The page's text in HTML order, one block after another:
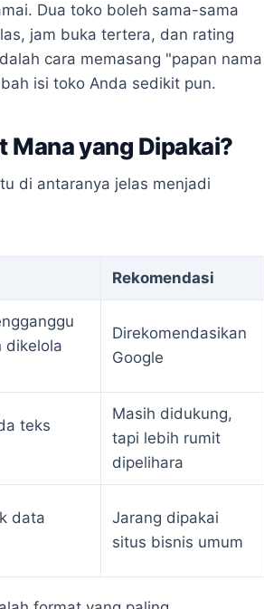
Dua toko boleh sama-sama
jam buka tertera, dan rating
cara memasang "papan nama
isi toko Anda sedikit pun.
Mana yang Dipakai?
di antaranya jelas menjadi
Rekomendasi
dikelola
Direkomendasikan
Google
teks
Masih didukung,
tapi lebih rumit
dipelihara
data
Jarang dipakai
situs bisnis umum